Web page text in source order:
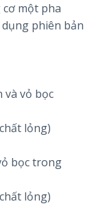
một pha
phiên bản
và vỏ bọc
lỏng)
bọc trong
lỏng)